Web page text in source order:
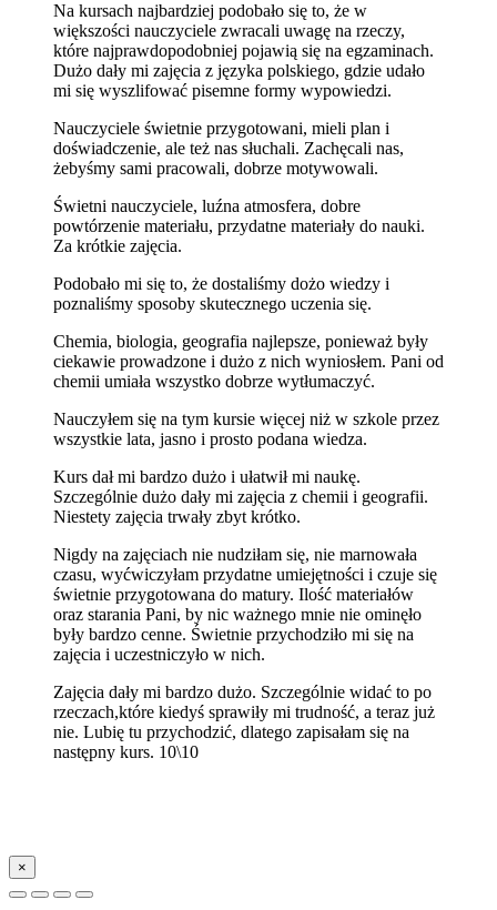
Na kursach najbardziej podobało się to, że w
większości nauczyciele zwracali uwagę na rzeczy,
które najprawdopodobniej pojawią się na egzaminach.
Dużo dały mi zajęcia z języka polskiego, gdzie udało
mi się wyszlifować pisemne formy wypowiedzi.
Nauczyciele świetnie przygotowani, mieli plan i
doświadczenie, ale też nas słuchali. Zachęcali nas,
żebyśmy sami pracowali, dobrze motywowali.
Świetni nauczyciele, luźna atmosfera, dobre
powtórzenie materiału, przydatne materiały do nauki.
Za krótkie zajęcia.
Podobało mi się to, że dostaliśmy dożo wiedzy i
poznaliśmy sposoby skutecznego uczenia się.
Chemia, biologia, geografia najlepsze, ponieważ były
ciekawie prowadzone i dużo z nich wyniosłem. Pani od
chemii umiała wszystko dobrze wytłumaczyć.
Nauczyłem się na tym kursie więcej niż w szkole przez
wszystkie lata, jasno i prosto podana wiedza.
Kurs dał mi bardzo dużo i ułatwił mi naukę.
Szczególnie dużo dały mi zajęcia z chemii i geografii.
Niestety zajęcia trwały zbyt krótko.
Nigdy na zajęciach nie nudziłam się, nie marnowała
czasu, wyćwiczyłam przydatne umiejętności i czuje się
świetnie przygotowana do matury. Ilość materiałów
oraz starania Pani, by nic ważnego mnie nie ominęło
były bardzo cenne. Świetnie przychodziło mi się na
zajęcia i uczestniczyło w nich.
Zajęcia dały mi bardzo dużo. Szczególnie widać to po
rzeczach,które kiedyś sprawiły mi trudność, a teraz już
nie. Lubię tu przychodzić, dlatego zapisałam się na
następny kurs. 10\10
×